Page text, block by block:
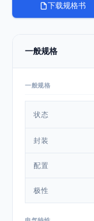
下载规格书
一般规格
一般规格
状态
封装
配置
极性